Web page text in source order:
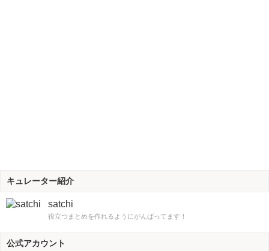
キュレーター紹介
satchi
役立つまとめを作れるようにがんばってます！
公式アカウント